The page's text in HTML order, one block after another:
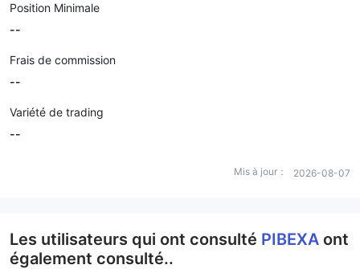
Position Minimale
--
Frais de commission
--
Variété de trading
--
Mis à jour： 2026-08-07
Les utilisateurs qui ont consulté PIBEXA ont
également consulté..